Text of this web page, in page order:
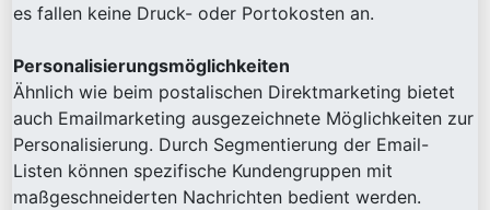
es fallen keine Druck- oder Portokosten an.
Personalisierungsmöglichkeiten
Ähnlich wie beim postalischen Direktmarketing bietet
auch Emailmarketing ausgezeichnete Möglichkeiten zur
Personalisierung. Durch Segmentierung der Email-
Listen können spezifische Kundengruppen mit
maßgeschneiderten Nachrichten bedient werden.